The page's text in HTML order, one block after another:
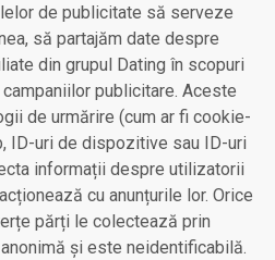
de publicitate să serveze
să partajăm date despre
din grupul Dating în scopuri
publicitare. Aceste
de urmărire (cum ar fi cookie-
ID-uri de dispozitive sau ID-uri
informații despre utilizatorii
cu anunțurile lor. Orice
părți le colectează prin
și este neidentificabilă.